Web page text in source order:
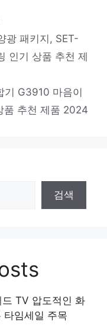
CS30BL(미스티
요! 인기 상품
템 인기 상품 추
광 패키지, SET-
인기 상품 추천 제
기 G3910 마음이
품 추천 제품 2024
검색
TV 압도적인 화
타임세일 주목